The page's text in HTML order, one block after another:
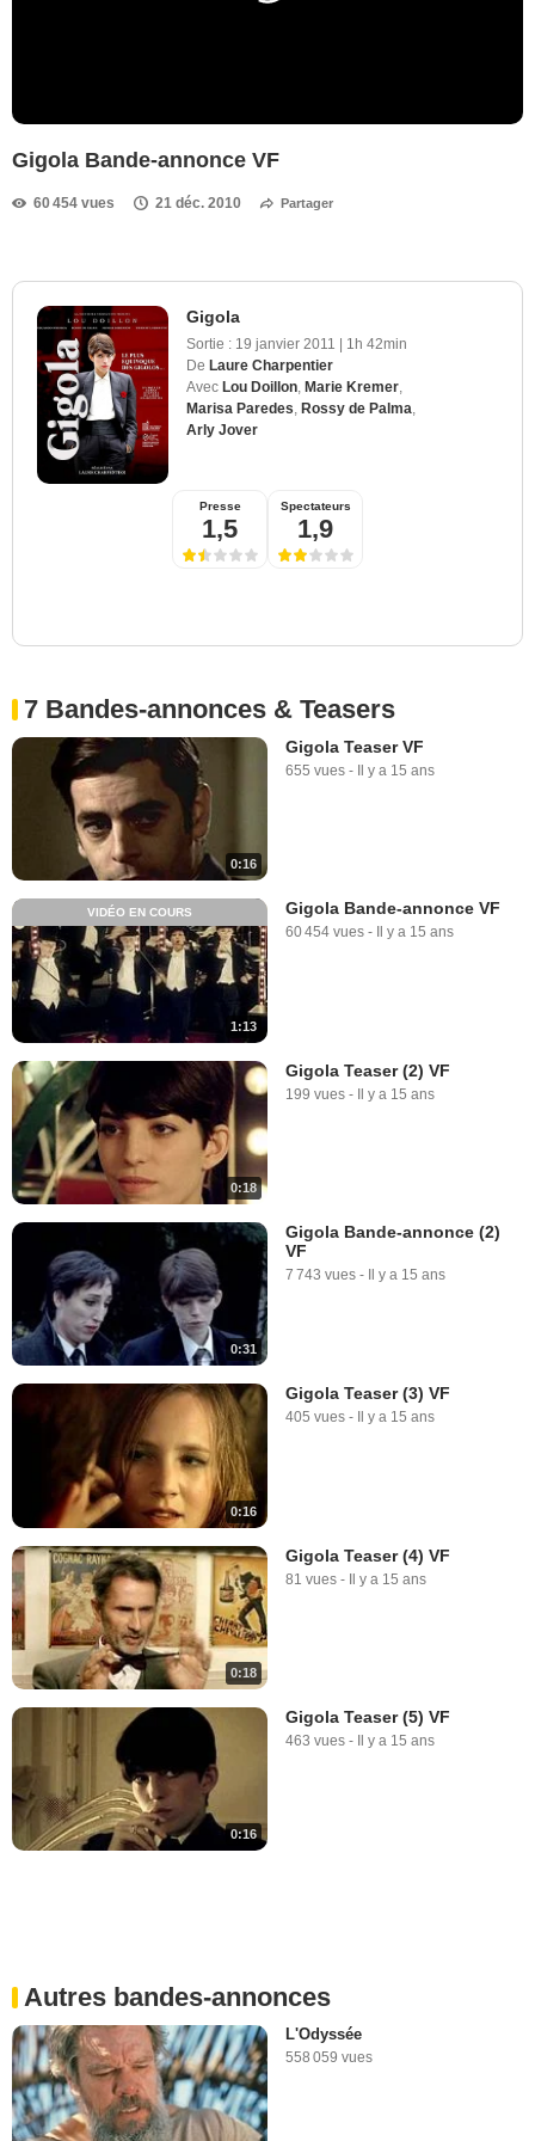
Gigola Bande-annonce VF
60 454 vues 21 déc. 2010 Partager
Gigola
Sortie : 19 janvier 2011 | 1h 42min
De Laure Charpentier
Avec Lou Doillon Marie Kremer
Marisa Paredes Rossy de Palma
Arly Jover
Presse
1,5
Spectateurs
1,9
7 Bandes-annonces & Teasers
0:16
Gigola Teaser VF
655 vues - Il y a 15 ans
1:13
VIDÉO EN COURS Gigola Bande-annonce VF
60 454 vues - Il y a 15 ans
0:18
Gigola Teaser (2) VF
199 vues - Il y a 15 ans
0:31
Gigola Bande-annonce (2)
VF
7 743 vues - Il y a 15 ans
0:16
Gigola Teaser (3) VF
405 vues - Il y a 15 ans
0:18
Gigola Teaser (4) VF
81 vues - Il y a 15 ans
0:16
Gigola Teaser (5) VF
463 vues - Il y a 15 ans
Autres bandes-annonces
L'Odyssée
558 059 vues